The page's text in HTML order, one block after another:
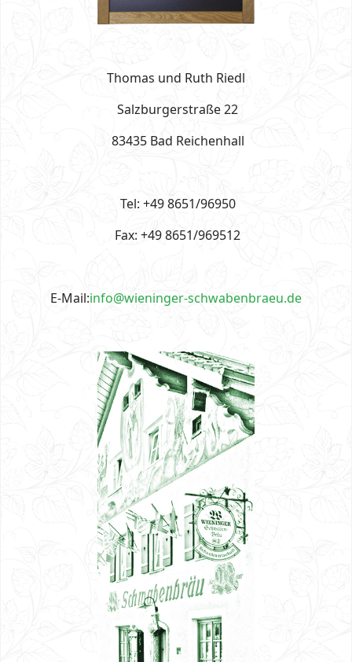
Thomas und Ruth Riedl
Salzburgerstraße 22
83435 Bad Reichenhall
Tel: +49 8651/96950
Fax: +49 8651/969512
E-Mail:info@wieninger-schwabenbraeu.de